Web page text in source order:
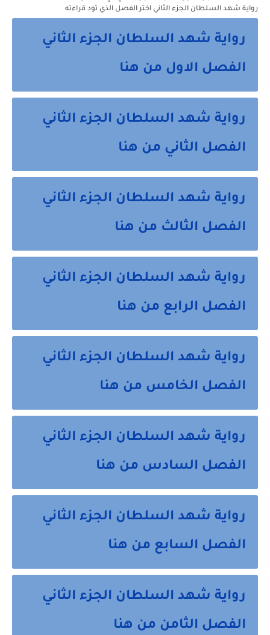
رواية شهد السلطان الجزء الثاني اختر الفصل الذي تود قراءته
رواية شهد السلطان الجزء الثاني
الفصل الاول من هنا
رواية شهد السلطان الجزء الثاني
الفصل الثاني من هنا
رواية شهد السلطان الجزء الثاني
الفصل الثالث من هنا
رواية شهد السلطان الجزء الثاني
الفصل الرابع من هنا
رواية شهد السلطان الجزء الثاني
الفصل الخامس من هنا
رواية شهد السلطان الجزء الثاني
الفصل السادس من هنا
رواية شهد السلطان الجزء الثاني
الفصل السابع من هنا
رواية شهد السلطان الجزء الثاني
الفصل الثامن من هنا